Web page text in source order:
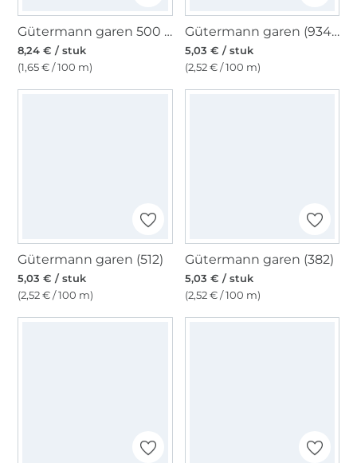
Gütermann garen 500 m (800) wit
8,24 € / stuk
(1,65 € / 100 m)
Gütermann garen (934) roodbruin
5,03 € / stuk
(2,52 € / 100 m)
Gütermann garen (512)
5,03 € / stuk
(2,52 € / 100 m)
Gütermann garen (382)
5,03 € / stuk
(2,52 € / 100 m)